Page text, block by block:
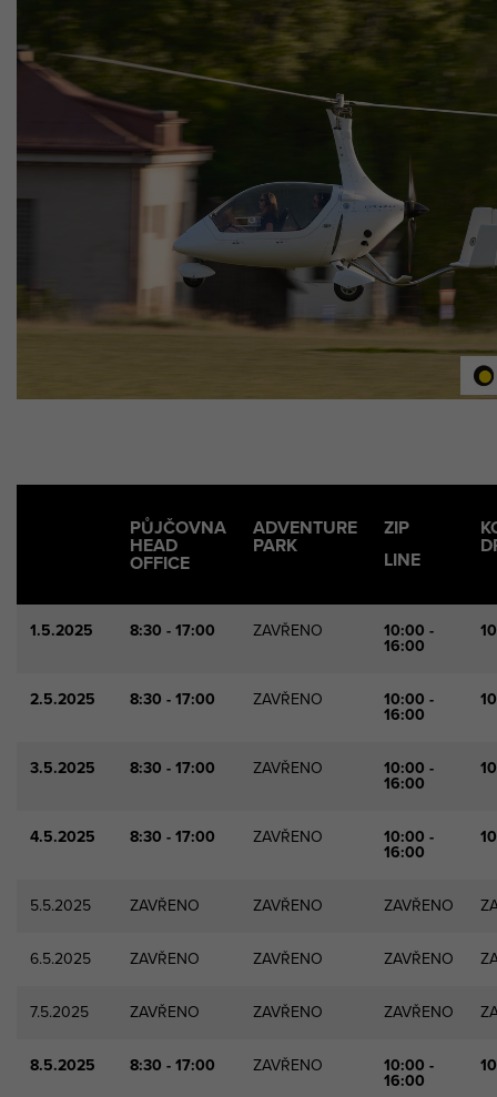
PŮJČOVNA
HEAD
OFFICE
ADVENTURE
PARK
ZIP
LINE
1.5.2025 8:30 - 17:00 ZAVŘENO
10:00 -
16:00
2.5.2025 8:30 - 17:00 ZAVŘENO
10:00 -
16:00
3.5.2025 8:30 - 17:00 ZAVŘENO
10:00 -
16:00
4.5.2025 8:30 - 17:00 ZAVŘENO
10:00 -
16:00
5.5.2025 ZAVŘENO ZAVŘENO ZAVŘENO
6.5.2025 ZAVŘENO ZAVŘENO ZAVŘENO
7.5.2025 ZAVŘENO ZAVŘENO ZAVŘENO
8.5.2025 8:30 - 17:00 ZAVŘENO
10:00 -
16:00